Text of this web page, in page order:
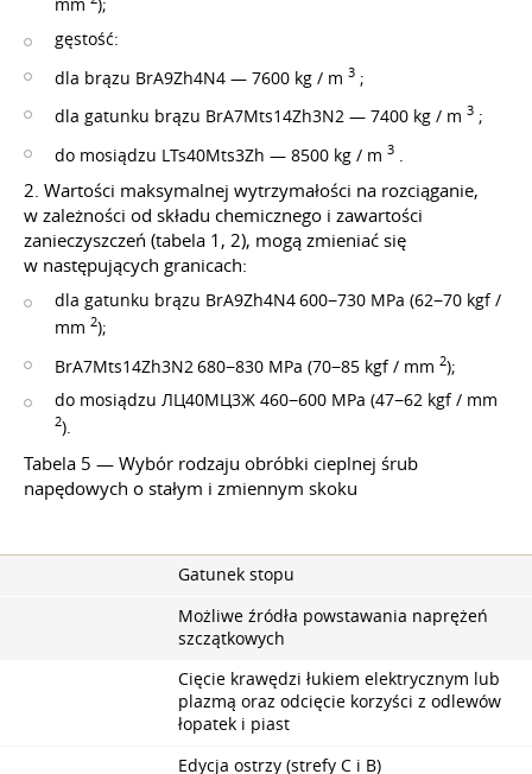
gęstość:
dla brązu BrA9Zh4N4 — 7600 kg / m 3 ;
dla gatunku brązu BrA7Mts14Zh3N2 — 7400 kg / m 3 ;
do mosiądzu LTs40Mts3Zh — 8500 kg / m 3
2. Wartości maksymalnej wytrzymałości na rozciąganie,
w zależności od składu chemicznego i zawartości
zanieczyszczeń (tabela 1, 2), mogą zmieniać się
w następujących granicach:
dla gatunku brązu BrA9Zh4N4 600−730 MPa (62−70 kgf /
mm 2);
BrA7Mts14Zh3N2 680−830 MPa (70−85 kgf / mm 2);
do mosiądzu ЛЦ40МЦ3Ж 460−600 MPa (47−62 kgf / mm
2).
Tabela 5 — Wybór rodzaju obróbki cieplnej śrub
napędowych o stałym i zmiennym skoku
Gatunek stopu
Możliwe źródła powstawania naprężeń
szczątkowych
Cięcie krawędzi łukiem elektrycznym lub
plazmą oraz odcięcie korzyści z odlewów
łopatek i piast
Edycja ostrzy (strefy C i B)